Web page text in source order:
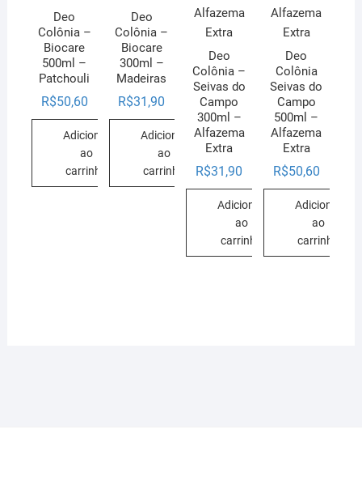
Deo
Colônia –
Biocare
500ml –
Patchouli
R$50,60
Adicionar
ao
carrinho
Deo
Colônia –
Biocare
300ml –
Madeiras
R$31,90
Adicionar
ao
carrinho
Deo
Colônia –
Seivas do
Campo
300ml –
Alfazema
Extra
R$31,90
Adicionar
ao
carrinho
Deo
Colônia
Seivas do
Campo
500ml –
Alfazema
Extra
R$50,60
Adicionar
ao
carrinho